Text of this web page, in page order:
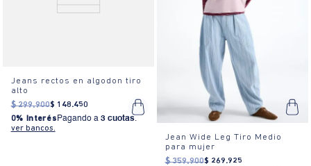
Jeans rectos en algodon tiro
alto
$ 299.900$ 148.450
0% Interés Pagando a 3 cuotas.
ver bancos.
Jean Wide Leg Tiro Medio
para mujer
$ 359.900$ 269.925